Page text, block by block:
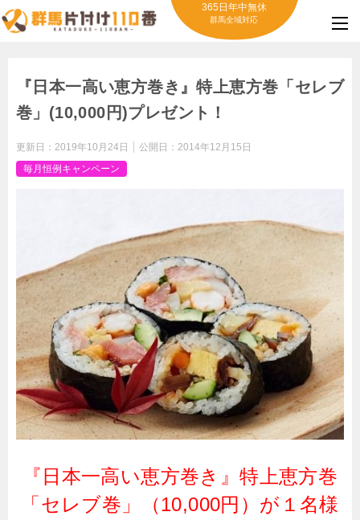
365日年中無休
群馬全域対応
『日本一高い恵方巻き』特上恵方巻「セレブ
巻」(10,000円)プレゼント！
更新日： 2019年10月24日 公開日： 2014年12月15日
毎月恒例キャンペーン
『日本一高い恵方巻き』特上恵方巻
「セレブ巻」（10,000円）が１名様